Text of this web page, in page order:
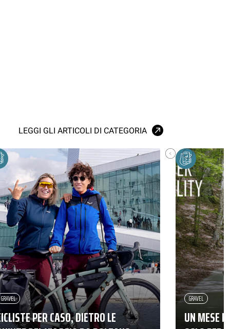
LEGGI GLI ARTICOLI DI CATEGORIA
PER CASO, DIETRO LE
GRAVEL
UN MESE
GRAVEL